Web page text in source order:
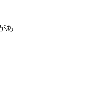
あ